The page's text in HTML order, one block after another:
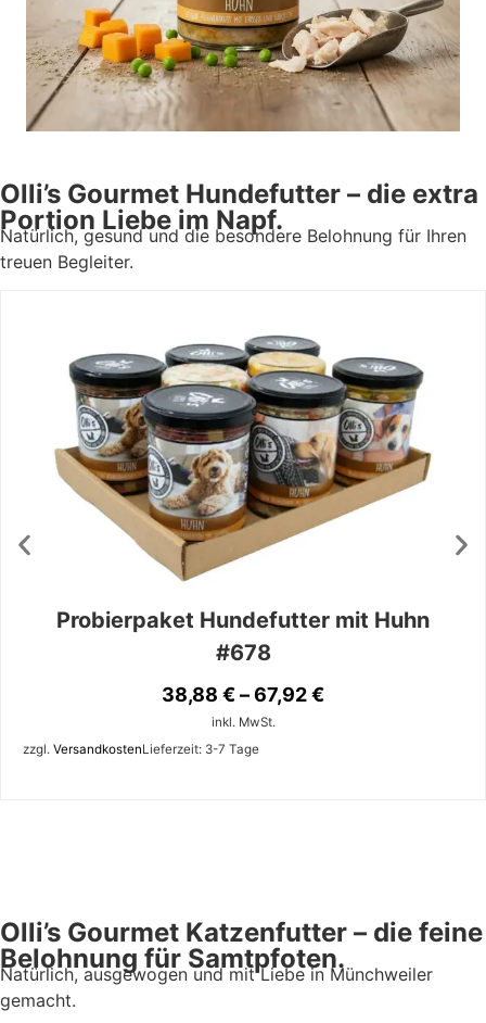
Olli’s Gourmet Hundefutter – die extra
Portion Liebe im Napf.
Natürlich, gesund und die besondere Belohnung für Ihren
treuen Begleiter.
Probierpaket Hundefutter mit Huhn
#678
38,88 €–67,92€
inkl. MwSt.
zzgl. VersandkostenLieferzeit: 3-7 Tage
Olli’s Gourmet Katzenfutter – die feine
Belohnung für Samtpfoten.
Natürlich, ausgewogen und mit Liebe in Münchweiler
gemacht.